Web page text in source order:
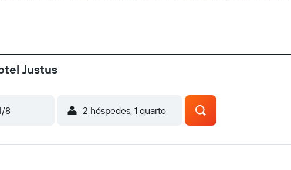
Justus
8 2 hóspedes, 1 quarto